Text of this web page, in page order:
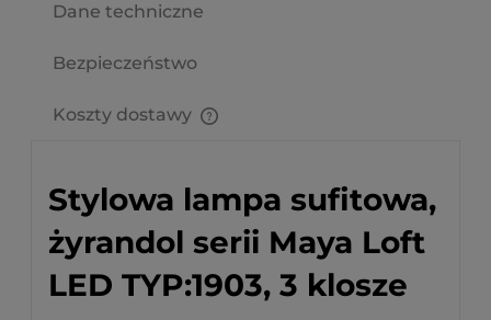
Dane techniczne
Bezpieczeństwo
Koszty dostawy
Stylowa lampa sufitowa,
żyrandol serii Maya Loft
LED TYP:1903, 3 klosze